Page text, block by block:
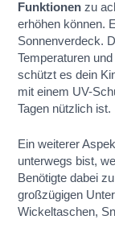
Funktionen zu
erhöhen können.
Sonnenverdeck.
Temperaturen
schützt es dein
mit einem UV-
Tagen nützlich ist.
Ein weiterer
unterwegs bist,
Benötigte dabei
großzügigen
Wickeltaschen,